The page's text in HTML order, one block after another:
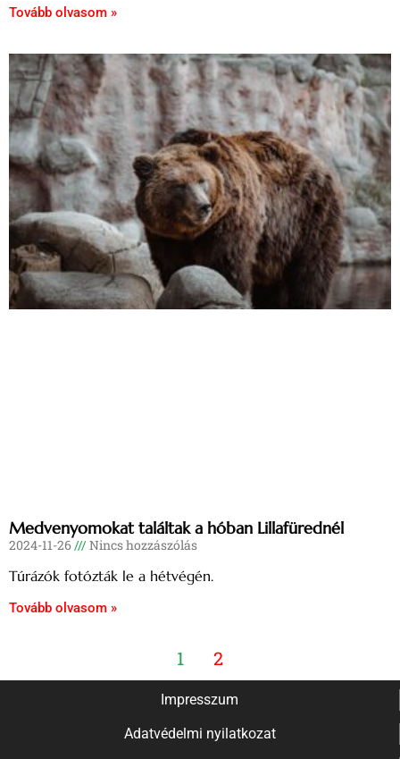
Tovább olvasom »
Medvenyomokat találtak a hóban Lillafürednél
2024-11-26 Nincs hozzászólás
Túrázók fotózták le a hétvégén.
Tovább olvasom »
1 2
Impresszum
Adatvédelmi nyilatkozat